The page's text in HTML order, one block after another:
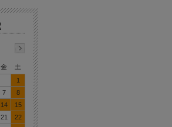
金
土
1
7
8
14
15
21
22